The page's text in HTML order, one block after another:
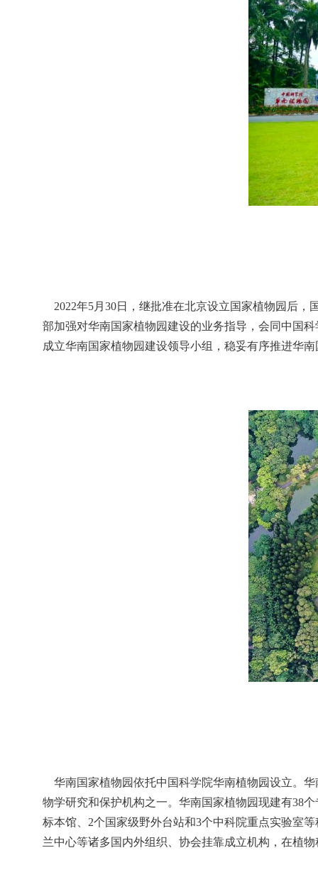
2022年5月30日，继批准在北京设立国家植物园后，
部加强对华南国家植物园建设的业务指导，会同中国
成立华南国家植物园建设领导小组，稳妥有序推进华
华南国家植物园依托中国科学院华南植物园设立。
物学研究和保护机构之一。华南国家植物园现建有38
标本馆、2个国家级野外台站和3个中科院重点实验室
兰中心等诸多国内外组织、协会挂靠成立机构，在植